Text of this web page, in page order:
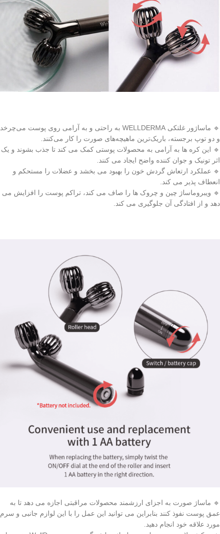
🔹 ماساژور غلتکی WELLDERMA به راحتی و به آرامی روی پوست می‌چرخد
و دو توپ برجسته، باریک‌ترین ماهیچه‌های صورت را کار می‌کنند.
🔹 این کره ها به آرامی به محصولات پوستی کمک می کند تا جذب بشوند و یک
اثر تونیک و جوان کننده واضح ایجاد می کنند.
🔹 عملکرد ارتعاش گردش خون را بهبود می بخشد و عضلات را مستحکم و
انعطاف پذیر می کند.
🔹 ویبروماساژ چین و چروک ها را صاف می کند، تراکم پوست را افزایش می
دهد و از افتادگی آن جلوگیری می کند.
🔹 ماساژ صورت به اجزای ارزشمند محصولات مراقبتی اجازه می دهد تا به
عمق پوست نفوذ کنند بنابراین می توانید این عمل را با این لوازم جانبی و سرم
مورد علاقه خود انجام دهید.